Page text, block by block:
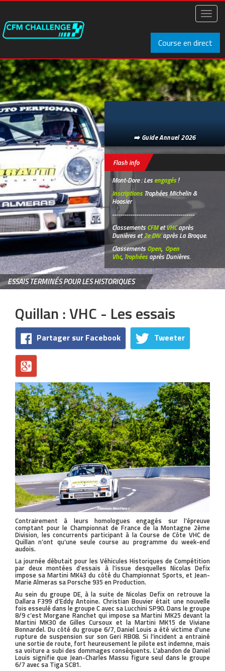
Aller
principal
Course en direct
➡️ Guide Annuel 2026
Flash info
Mont-Dore : Lesengagés!
InscriptionsTrophées Michelin &
Hoosier
-----------------------------------------
ClassementsCFMetVHCaprès
Dunières et2e Div.après La Broque.
ClassementsOpen, Open
Vhc, Trophéesaprès Dunières.
ESSAIS TERMINÉS POUR LES HISTORIQUES
Quillan : VHC - Les essais
Partager sur Facebook Tweeter
Contrairement à leurs homologues engagés sur l’épreuve
comptant pour le Championnat de France de la Montagne 2ème
Division, les concurrents participant à la Course de Côte VHC de
Quillan n’ont qu’une seule course au programme du week-end
audois.
La journée débutait pour les Véhicules Historiques de Compétition
par deux montées d’essais à l’issue desquelles Nicolas Defix
impose sa Martini MK43 du côté du Championnat Sports, et Jean-
Marie Almeras sa Porsche 935 en Production.
Au sein du groupe DE, à la suite de Nicolas Defix on retrouve la
Dallara F399 d’Eddy Antoine. Christian Bouvier était une nouvelle
fois esseulé dans le groupe C avec sa Lucchini SP90. Dans le groupe
8/9 c’est Morgane Ranchet qui impose sa Martini MK25 devant la
Martini MK30 de Gilles Cursoux et la Martini MK15 de Viviane
Bonnardel. Du côté du groupe 6/7, Daniel Louis a été victime d’une
rupture de suspension sur son Geri RB08. Si l’incident a entrainé
une sortie de route, fort heureusement le pilote est indemne, mais
sa voiture a subi des dommages conséquents. L’abandon de Daniel
Louis signifie que Jean-Charles Massu figure seul dans le groupe
6/7 avec sa Tiga SC81.